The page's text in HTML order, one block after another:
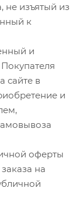
не изъятый из
к
и
сайте в
и
оферты
на